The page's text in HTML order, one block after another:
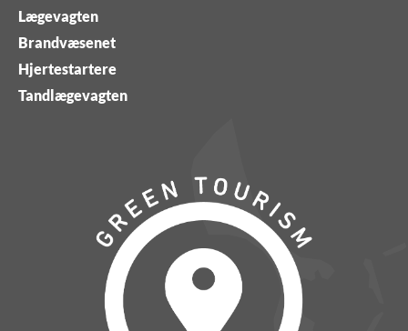
Lægevagten
Brandvæsenet
Hjertestartere
Tandlægevagten